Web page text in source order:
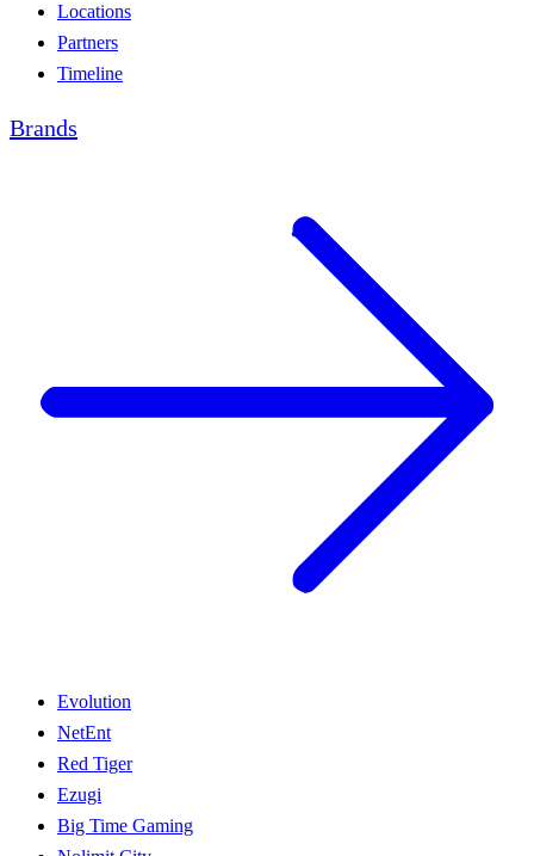
Locations
Partners
Timeline
Brands
Evolution
NetEnt
Red Tiger
Ezugi
Big Time Gaming